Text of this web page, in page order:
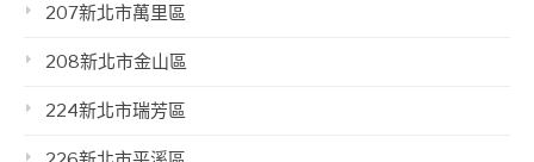
207新北市萬里區
208新北市金山區
224新北市瑞芳區